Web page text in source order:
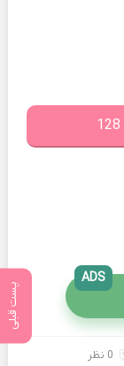
پست قبلی
ADS
0 نظر